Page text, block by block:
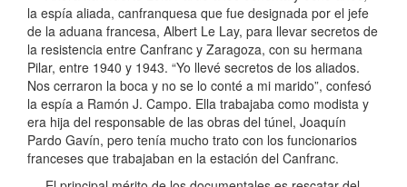
la espía aliada, canfranquesa que fue designada por el jefe
de la aduana francesa, Albert Le Lay, para llevar secretos de
la resistencia entre Canfranc y Zaragoza, con su hermana
Pilar, entre 1940 y 1943. “Yo llevé secretos de los aliados.
Nos cerraron la boca y no se lo conté a mi marido”, confesó
la espía a Ramón J. Campo. Ella trabajaba como modista y
era hija del responsable de las obras del túnel, Joaquín
Pardo Gavín, pero tenía mucho trato con los funcionarios
franceses que trabajaban en la estación del Canfranc.